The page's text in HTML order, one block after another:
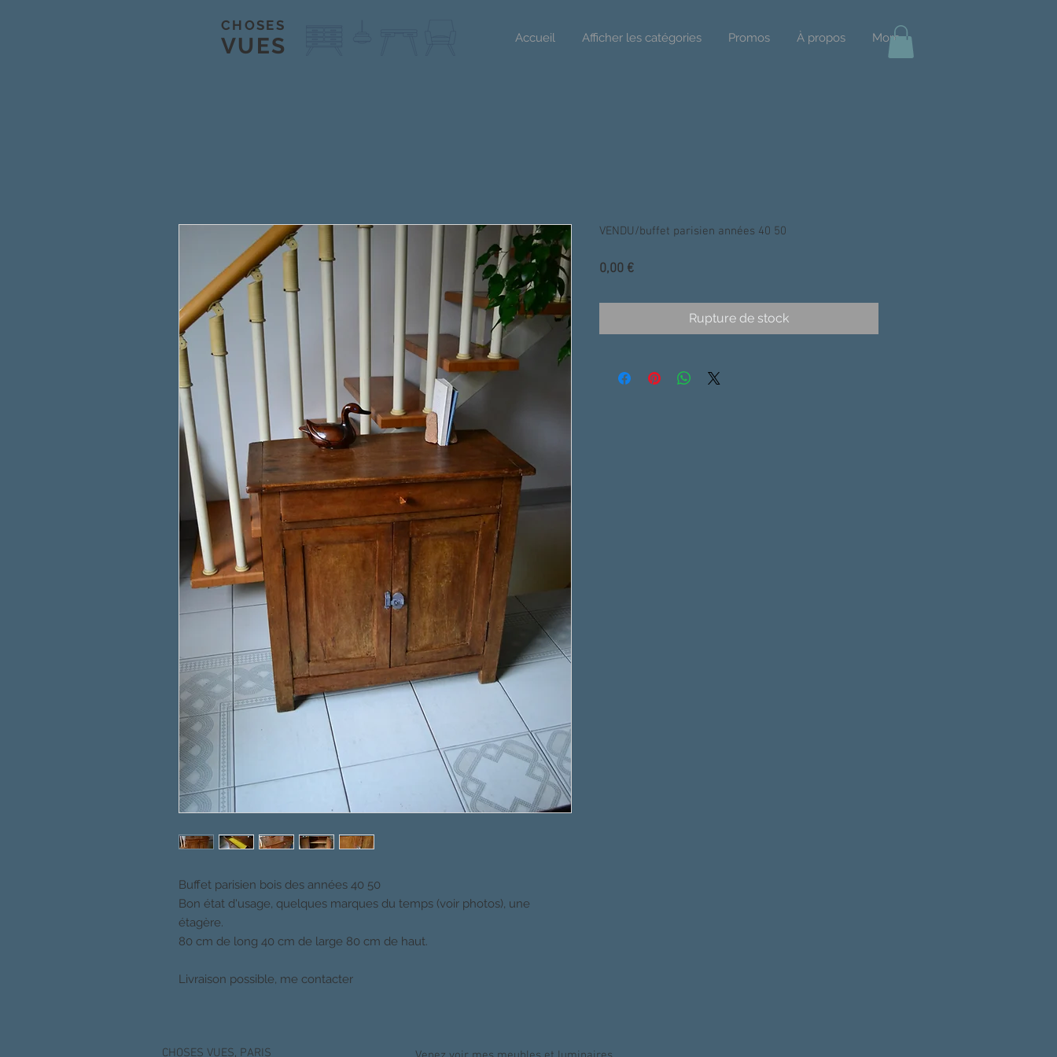
CHOSES
VUES Accueil Afficher les catégories Promos À propos More
Buffet parisien bois des années 40 50
Bon état d'usage, quelques marques du temps (voir photos), une
étagère.
80 cm de long 40 cm de large 80 cm de haut.
Livraison possible, me contacter
VENDU/buffet parisien années 40 50
0,00 €Prix
Rupture de stock
CHOSES VUES, PARIS